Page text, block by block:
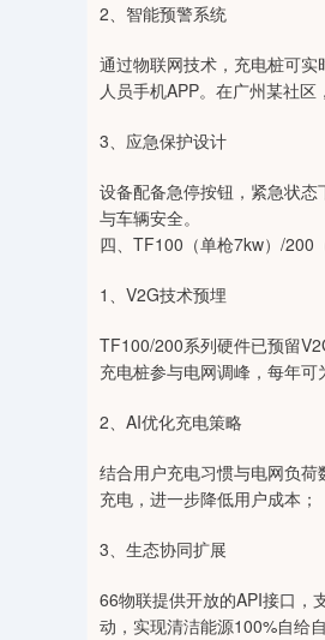
2、智能预警系统
通过物联网技术，充电桩可
人员手机APP。在广州某社
3、应急保护设计
设备配备急停按钮，紧急状
与车辆安全。
四、TF100（单枪7kw）/200
1、V2G技术预埋
TF100/200系列硬件已预留
充电桩参与电网调峰，每年可
2、AI优化充电策略
结合用户充电习惯与电网负
充电，进一步降低用户成本；
3、生态协同扩展
66物联提供开放的API接口，
动，实现清洁能源100%自给自